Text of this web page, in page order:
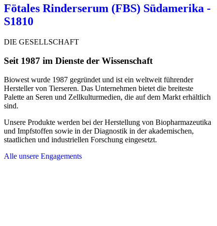
Fötales Rinderserum (FBS) Südamerika -
S1810
DIE GESELLSCHAFT
Seit 1987 im Dienste der Wissenschaft
Biowest wurde 1987 gegründet und ist ein weltweit führender
Hersteller von Tierseren. Das Unternehmen bietet die breiteste
Palette an Seren und Zellkulturmedien, die auf dem Markt erhältlich
sind.
Unsere Produkte werden bei der Herstellung von Biopharmazeutika
und Impfstoffen sowie in der Diagnostik in der akademischen,
staatlichen und industriellen Forschung eingesetzt.
Alle unsere Engagements